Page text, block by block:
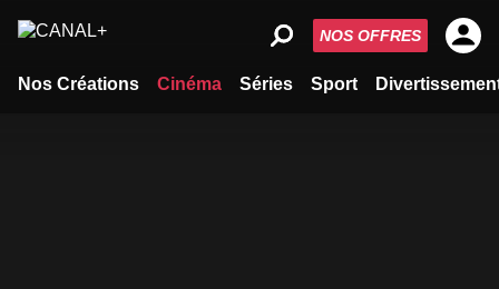
Nos Créations Cinéma Séries Sport
NOS OFFRES